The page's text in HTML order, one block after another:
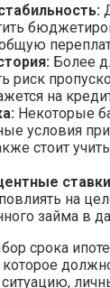
Более
риск
на
Некоторые
условия
стоит
на
займа в
срока